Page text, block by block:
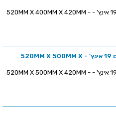
מארז אלומיניום 19 אינץ' - 520MM X 400MM X 420MM -
מארז אלומיניום 19 אינץ' - 520MM X 500MM X
מארז אלומיניום 19 אינץ' - 520MM X 500MM X 420MM -